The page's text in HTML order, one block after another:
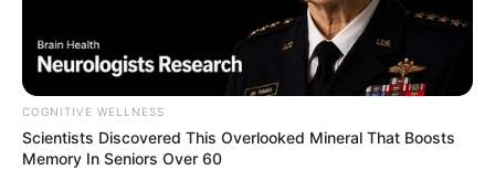
મોદીએ રાતે 12 વાગ્યે વીડિયો મેસેજ જાહેર કરીને
કહ્યું, પેપર લીક પર કડક નિર્ણય લેવાશે
COGNITIVE WELLNESS
Scientists Discovered This Overlooked Mineral That Boosts
Memory In Seniors Over 60